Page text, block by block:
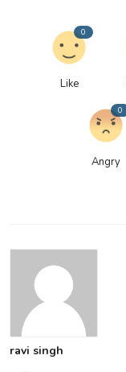
Like
0
Angry
0
ravi singh